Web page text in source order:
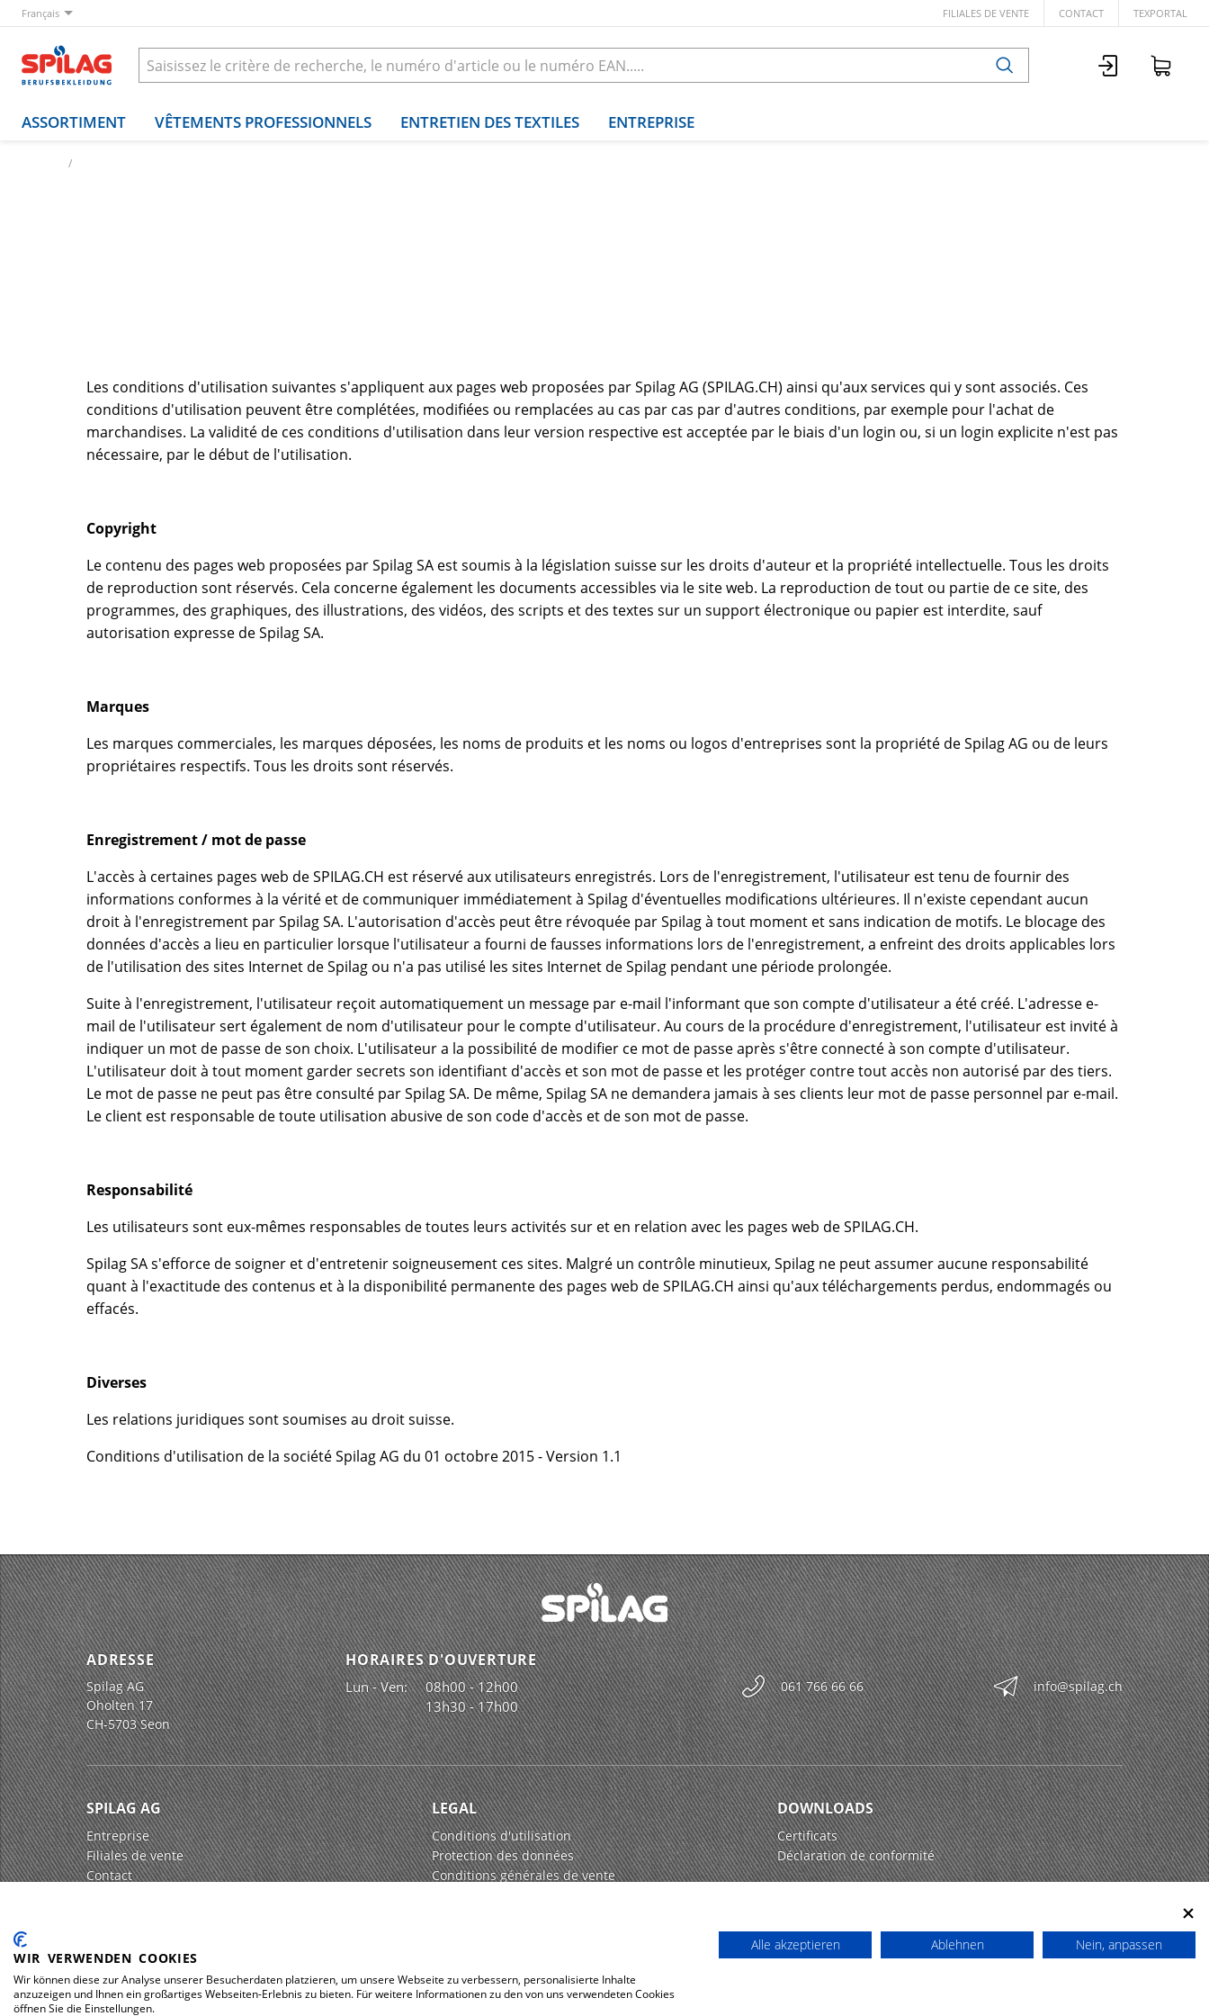
Français FILIALES DE VENTE CONTACT TEXPORTAL
ASSORTIMENT VÊTEMENTS PROFESSIONNELS ENTRETIEN DES TEXTILES ENTREPRISE
Les conditions d'utilisation suivantes s'appliquent aux pages web proposées par Spilag AG (SPILAG.CH) ainsi qu'aux services qui y sont associés. Ces
conditions d'utilisation peuvent être complétées, modifiées ou remplacées au cas par cas par d'autres conditions, par exemple pour l'achat de
marchandises. La validité de ces conditions d'utilisation dans leur version respective est acceptée par le biais d'un login ou, si un login explicite n'est pas
nécessaire, par le début de l'utilisation.
Copyright
Le contenu des pages web proposées par Spilag SA est soumis à la législation suisse sur les droits d'auteur et la propriété intellectuelle. Tous les droits
de reproduction sont réservés. Cela concerne également les documents accessibles via le site web. La reproduction de tout ou partie de ce site, des
programmes, des graphiques, des illustrations, des vidéos, des scripts et des textes sur un support électronique ou papier est interdite, sauf
autorisation expresse de Spilag SA.
Marques
Les marques commerciales, les marques déposées, les noms de produits et les noms ou logos d'entreprises sont la propriété de Spilag AG ou de leurs
propriétaires respectifs. Tous les droits sont réservés.
Enregistrement / mot de passe
L'accès à certaines pages web de SPILAG.CH est réservé aux utilisateurs enregistrés. Lors de l'enregistrement, l'utilisateur est tenu de fournir des
informations conformes à la vérité et de communiquer immédiatement à Spilag d'éventuelles modifications ultérieures. Il n'existe cependant aucun
droit à l'enregistrement par Spilag SA. L'autorisation d'accès peut être révoquée par Spilag à tout moment et sans indication de motifs. Le blocage des
données d'accès a lieu en particulier lorsque l'utilisateur a fourni de fausses informations lors de l'enregistrement, a enfreint des droits applicables lors
de l'utilisation des sites Internet de Spilag ou n'a pas utilisé les sites Internet de Spilag pendant une période prolongée.
Suite à l'enregistrement, l'utilisateur reçoit automatiquement un message par e-mail l'informant que son compte d'utilisateur a été créé. L'adresse e-
mail de l'utilisateur sert également de nom d'utilisateur pour le compte d'utilisateur. Au cours de la procédure d'enregistrement, l'utilisateur est invité à
indiquer un mot de passe de son choix. L'utilisateur a la possibilité de modifier ce mot de passe après s'être connecté à son compte d'utilisateur.
L'utilisateur doit à tout moment garder secrets son identifiant d'accès et son mot de passe et les protéger contre tout accès non autorisé par des tiers.
Le mot de passe ne peut pas être consulté par Spilag SA. De même, Spilag SA ne demandera jamais à ses clients leur mot de passe personnel par e-mail.
Le client est responsable de toute utilisation abusive de son code d'accès et de son mot de passe.
Responsabilité
Les utilisateurs sont eux-mêmes responsables de toutes leurs activités sur et en relation avec les pages web de SPILAG.CH.
Spilag SA s'efforce de soigner et d'entretenir soigneusement ces sites. Malgré un contrôle minutieux, Spilag ne peut assumer aucune responsabilité
quant à l'exactitude des contenus et à la disponibilité permanente des pages web de SPILAG.CH ainsi qu'aux téléchargements perdus, endommagés ou
effacés.
Diverses
Les relations juridiques sont soumises au droit suisse.
Conditions d'utilisation de la société Spilag AG du 01 octobre 2015 - Version 1.1
ADRESSE
Spilag AG
Oholten 17
CH-5703 Seon
HORAIRES D'OUVERTURE
Lun - Ven:
08h00 - 12h00
13h30 - 17h00
061 766 66 66 info@spilag.ch
SPILAG AG
Entreprise
Filiales de vente
Contact
LEGAL
Conditions d'utilisation
Protection des données
Conditions générales de vente
DOWNLOADS
Certificats
Déclaration de conformité
Impressum Protection des données
© 2026 Spilag AG
WIR VERWENDEN COOKIES
Wir können diese zur Analyse unserer Besucherdaten platzieren, um unsere Webseite zu verbessern, personalisierte Inhalte
anzuzeigen und Ihnen ein großartiges Webseiten-Erlebnis zu bieten. Für weitere Informationen zu den von uns verwendeten Cookies
öffnen Sie die Einstellungen.
Alle akzeptieren Ablehnen Nein, anpassen